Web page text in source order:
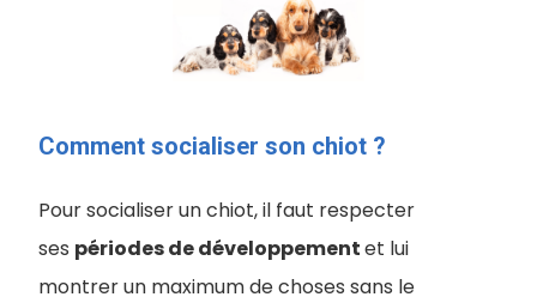
Comment socialiser son chiot ?
Pour socialiser un chiot, il faut respecter
ses périodes de développementet lui
montrer un maximum de choses sans le